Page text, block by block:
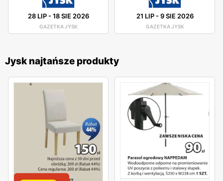
28 LIP-18 SIE 2026
GAZETKA JYSK
21 LIP-9 SIE 2026
GAZETKA JYSK
Jysk najtańsze produkty